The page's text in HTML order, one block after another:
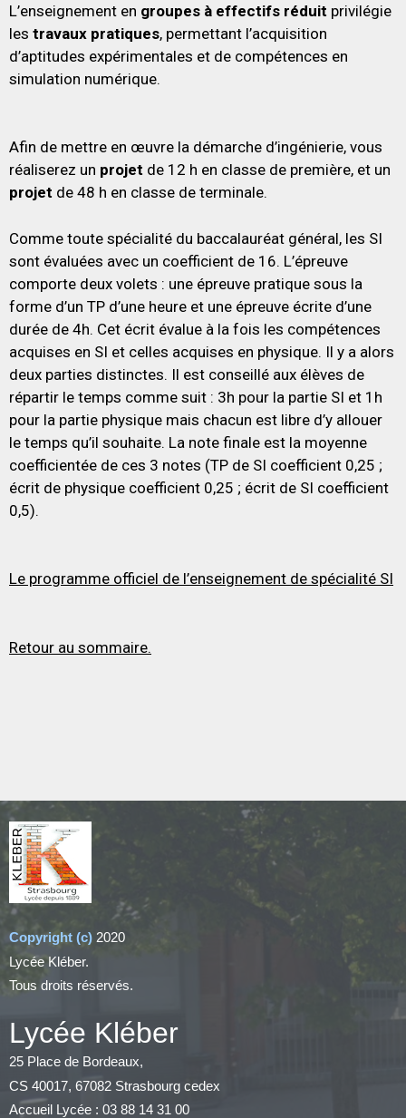
L’enseignement en groupes à effectifs réduit privilégie
les travaux pratiques, permettant l’acquisition
d’aptitudes expérimentales et de compétences en
simulation numérique.
Afin de mettre en œuvre la démarche d’ingénierie, vous
réaliserez un projet de 12 h en classe de première, et un
projet de 48 h en classe de terminale.
Comme toute spécialité du baccalauréat général, les SI
sont évaluées avec un coefficient de 16. L’épreuve
comporte deux volets : une épreuve pratique sous la
forme d’un TP d’une heure et une épreuve écrite d’une
durée de 4h. Cet écrit évalue à la fois les compétences
acquises en SI et celles acquises en physique. Il y a alors
deux parties distinctes. Il est conseillé aux élèves de
répartir le temps comme suit : 3h pour la partie SI et 1h
pour la partie physique mais chacun est libre d’y allouer
le temps qu’il souhaite. La note finale est la moyenne
coefficientée de ces 3 notes (TP de SI coefficient 0,25 ;
écrit de physique coefficient 0,25 ; écrit de SI coefficient
0,5).
Le programme officiel de l’enseignement de spécialité SI
Retour au sommaire.
Copyright (c) 2020
Lycée Kléber.
Tous droits réservés.
Lycée Kléber
25 Place de Bordeaux,
CS 40017, 67082 Strasbourg cedex
Accueil Lycée : 03 88 14 31 00